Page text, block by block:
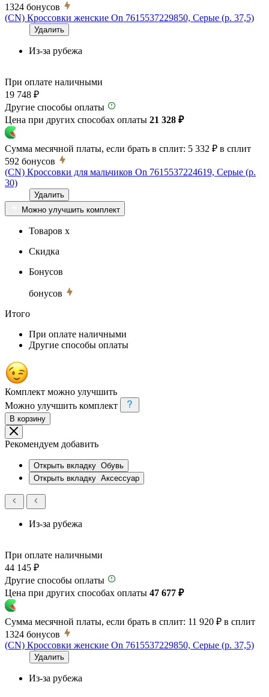
1324 бонусов
(CN) Кроссовки женские On 7615537229850, Серые (р. 37,5)
Удалить
Из-за рубежа
При оплате наличными
19 748 ₽
Другие способы оплаты
Цена при других способах оплаты 21 328 ₽
Сумма месячной платы, если брать в сплит: 5 332 ₽ в сплит
592 бонусов
(CN) Кроссовки для мальчиков On 7615537224619, Серые (р.
30)
Удалить
Можно улучшить комплект
Товаров x
Скидка
Бонусов
бонусов
Итого
При оплате наличными
Другие способы оплаты
Комплект можно улучшить
Можно улучшить комплект
В корзину
Рекомендуем добавить
Открыть вкладку Обувь
Открыть вкладку Аксессуар
Из-за рубежа
При оплате наличными
44 145 ₽
Другие способы оплаты
Цена при других способах оплаты 47 677 ₽
Сумма месячной платы, если брать в сплит: 11 920 ₽ в сплит
1324 бонусов
(CN) Кроссовки женские On 7615537229850, Серые (р. 37,5)
Удалить
Из-за рубежа